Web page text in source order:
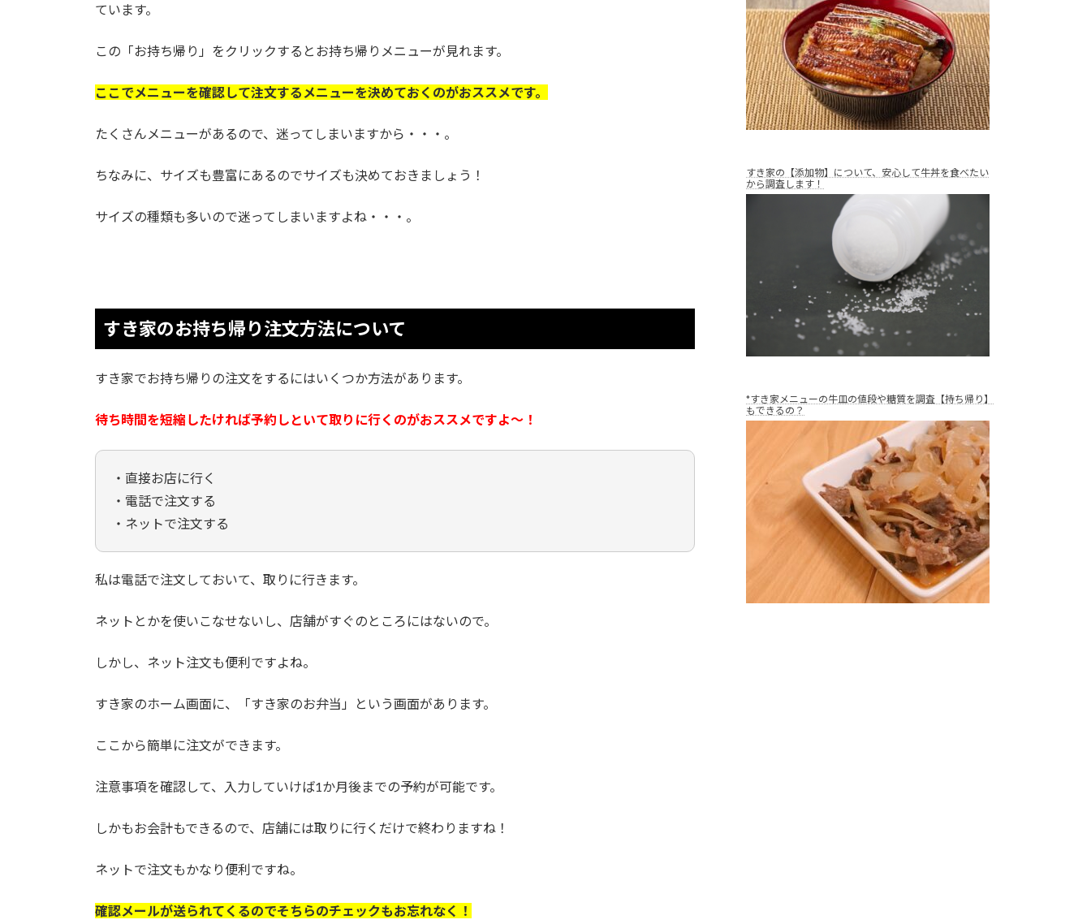
ています。
この「お持ち帰り」をクリックするとお持ち帰りメニューが見れます。
ここでメニューを確認して注文するメニューを決めておくのがおススメです。
たくさんメニューがあるので、迷ってしまいますから・・・。
ちなみに、サイズも豊富にあるのでサイズも決めておきましょう！
サイズの種類も多いので迷ってしまいますよね・・・。
すき家のお持ち帰り注文方法について
すき家でお持ち帰りの注文をするにはいくつか方法があります。
待ち時間を短縮したければ予約しといて取りに行くのがおススメですよ～！
・直接お店に行く
・電話で注文する
・ネットで注文する
私は電話で注文しておいて、取りに行きます。
ネットとかを使いこなせないし、店舗がすぐのところにはないので。
しかし、ネット注文も便利ですよね。
すき家のホーム画面に、「すき家のお弁当」という画面があります。
ここから簡単に注文ができます。
注意事項を確認して、入力していけば1か月後までの予約が可能です。
しかもお会計もできるので、店舗には取りに行くだけで終わりますね！
ネットで注文もかなり便利ですね。
確認メールが送られてくるのでそちらのチェックもお忘れなく！
すき家の【添加物】について、安心して牛丼を食べたい
から調査します！
*すき家メニューの牛皿の値段や糖質を調査【持ち帰り】
もできるの？